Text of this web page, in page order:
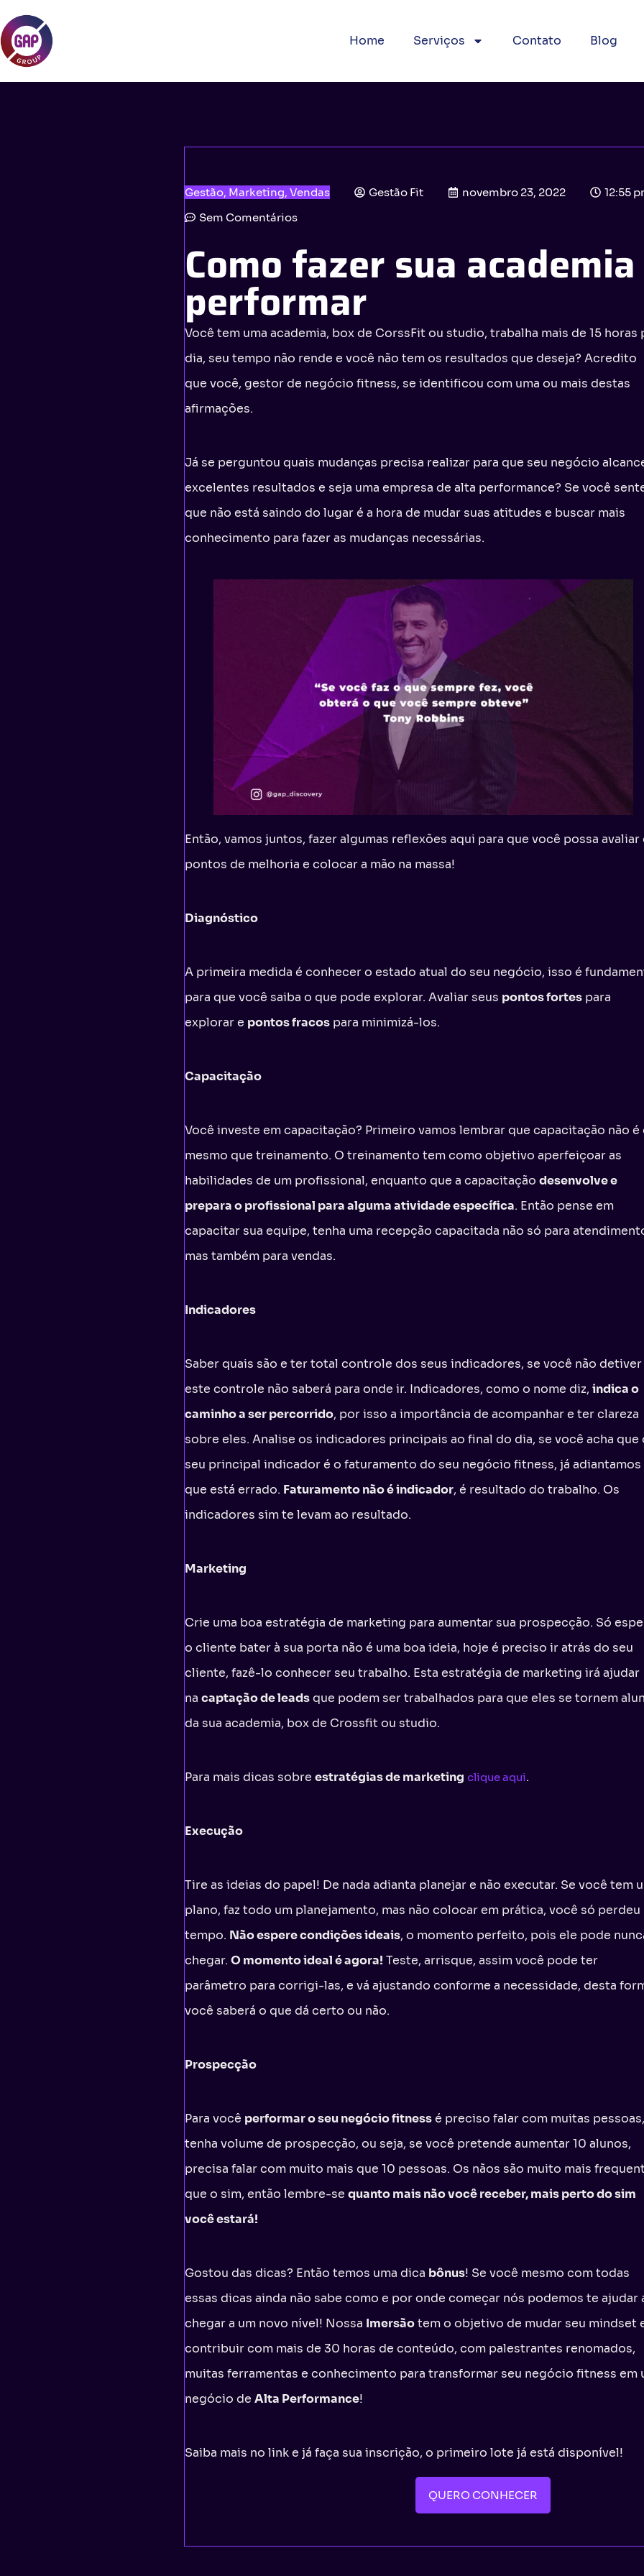
Home Serviços Contato Blog
Gestão, Marketing,Vendas Gestão Fit novembro 23, 2022
12:55
Sem Comentários
Como fazer sua academia
performar
Você tem uma academia, box de CorssFit ou studio, trabalha mais de 15 horas
dia, seu tempo não rende e você não tem os resultados que deseja? Acredito
que você, gestor de negócio fitness, se identificou com uma ou mais destas
afirmações.
Já se perguntou quais mudanças precisa realizar para que seu negócio
excelentes resultados e seja uma empresa de alta performance? Se você
que não está saindo do lugar é a hora de mudar suas atitudes e buscar mais
conhecimento para fazer as mudanças necessárias.
Então, vamos juntos, fazer algumas reflexões aqui para que você possa avaliar
pontos de melhoria e colocar a mão na massa!
Diagnóstico
A primeira medida é conhecer o estado atual do seu negócio, isso é
para que você saiba o que pode explorar. Avaliar seus pontos fortes para
explorar e pontos fracos para minimizá-los.
Capacitação
Você investe em capacitação? Primeiro vamos lembrar que capacitação não é
mesmo que treinamento. O treinamento tem como objetivo aperfeiçoar as
habilidades de um profissional, enquanto que a capacitaçãodesenvolve e
prepara o profissional para alguma atividade específica. Então pense em
capacitar sua equipe, tenha uma recepção capacitada não só para
mas também para vendas.
Indicadores
Saber quais são e ter total controle dos seus indicadores, se você não detiver
este controle não saberá para onde ir. Indicadores, como o nome diz,indica o
caminho a ser percorrido, por isso a importância de acompanhar e ter clareza
sobre eles. Analise os indicadores principais ao final do dia, se você acha que
seu principal indicador é o faturamento do seu negócio fitness, já adiantamos
que está errado. Faturamento não é indicador, é resultado do trabalho. Os
indicadores sim te levam ao resultado.
Marketing
Crie uma boa estratégia de marketing para aumentar sua prospecção. Só
o cliente bater à sua porta não é uma boa ideia, hoje é preciso ir atrás do seu
cliente, fazê-lo conhecer seu trabalho. Esta estratégia de marketing irá ajudar
nacaptação de leadsque podem ser trabalhados para que eles se tornem
da sua academia, box de Crossfit ou studio.
Para mais dicas sobreestratégias de marketing clique aqui.
Execução
Tire as ideias do papel! De nada adianta planejar e não executar. Se você tem
plano, faz todo um planejamento, mas não colocar em prática, você só perdeu
tempo. Não espere condições ideais, o momento perfeito, pois ele pode
chegar.O momento ideal é agora! Teste, arrisque, assim você pode ter
parâmetro para corrigi-las, e vá ajustando conforme a necessidade, desta
você saberá o que dá certo ou não.
Prospecção
Para você performar o seu negócio fitnessé preciso falar com muitas
tenha volume de prospecção, ou seja, se você pretende aumentar 10 alunos,
precisa falar com muito mais que 10 pessoas. Os nãos são muito mais
que o sim, então lembre-sequanto mais não você receber, mais perto do sim
você estará!
Gostou das dicas? Então temos uma dica bônus! Se você mesmo com todas
essas dicas ainda não sabe como e por onde começar nós podemos te ajudar
chegar a um novo nível! Nossa Imersãotem o objetivo de mudar seu mindset
contribuir com mais de 30 horas de conteúdo, com palestrantes renomados,
muitas ferramentas e conhecimento para transformar seu negócio fitness em
negócio deAlta Performance!
Saiba mais no link e já faça sua inscrição, o primeiro lote já está disponível!
QUERO CONHECER